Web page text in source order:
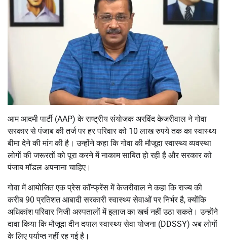
आम आदमी पार्टी (AAP) के राष्ट्रीय संयोजक अरविंद केजरीवाल ने गोवा
सरकार से पंजाब की तर्ज पर हर परिवार को 10 लाख रुपये तक का स्वास्थ्य
बीमा देने की मांग की है। उन्होंने कहा कि गोवा की मौजूदा स्वास्थ्य व्यवस्था
लोगों की जरूरतों को पूरा करने में नाकाम साबित हो रही है और सरकार को
पंजाब मॉडल अपनाना चाहिए।
गोवा में आयोजित एक प्रेस कॉन्फ्रेंस में केजरीवाल ने कहा कि राज्य की
करीब 90 प्रतिशत आबादी सरकारी स्वास्थ्य सेवाओं पर निर्भर है, क्योंकि
अधिकांश परिवार निजी अस्पतालों में इलाज का खर्च नहीं उठा सकते। उन्होंने
दावा किया कि मौजूदा दीन दयाल स्वास्थ्य सेवा योजना (DDSSY) अब लोगों
के लिए पर्याप्त नहीं रह गई है।